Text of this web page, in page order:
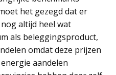
het gezegd dat er
altijd heel wat
als beleggingsproduct,
omdat deze prijzen
aandelen